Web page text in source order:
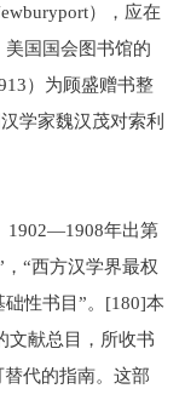
），应在
国国会图书馆的
）为顾盛赠书整
学家魏汉茂对索利
1902—1908年出第
“西方汉学界最权
性书目”。[180]本
文献总目，所收书
代的指南。这部